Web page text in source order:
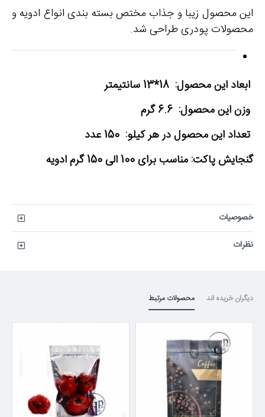
این محصول زیبا و جذاب مختص بسته بندی انواع ادویه و
محصولات پودری طراحی شد.
ابعاد این محصول: 18*13 سانتیمتر
وزن این محصول: 6.6 گرم
تعداد این محصول در هر کیلو: 150 عدد
گنجایش پاکت: مناسب برای 100 الی 150 گرم ادویه
خصوصیات
نظرات
دیگران خریده اند محصولات مرتبط